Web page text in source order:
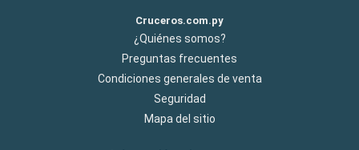
Cruceros.com.py
¿Quiénes somos?
Preguntas frecuentes
Condiciones generales de venta
Seguridad
Mapa del sitio